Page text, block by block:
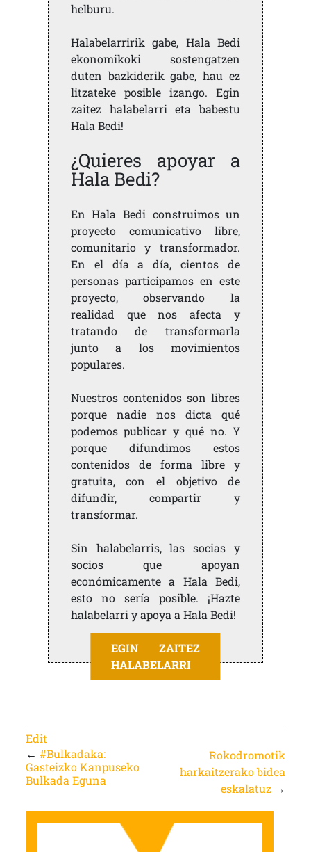
helburu.
Halabelarririk gabe, Hala Bedi
ekonomikoki sostengatzen
duten bazkiderik gabe, hau ez
litzateke posible izango. Egin
zaitez halabelarri eta babestu
Hala Bedi!
¿Quieres apoyar a
Hala Bedi?
En Hala Bedi construimos un
proyecto comunicativo libre,
comunitario y transformador.
En el día a día, cientos de
personas participamos en este
proyecto, observando la
realidad que nos afecta y
tratando de transformarla
junto a los movimientos
populares.
Nuestros contenidos son libres
porque nadie nos dicta qué
podemos publicar y qué no. Y
porque difundimos estos
contenidos de forma libre y
gratuita, con el objetivo de
difundir, compartir y
transformar.
Sin halabelarris, las socias y
socios que apoyan
económicamente a Hala Bedi,
esto no sería posible. ¡Hazte
halabelarri y apoya a Hala Bedi!
EGIN ZAITEZ
HALABELARRI
Edit
← #Bulkadaka:
Gasteizko Kanpuseko
Bulkada Eguna
Rokodromotik
harkaitzerako bidea
eskalatuz →